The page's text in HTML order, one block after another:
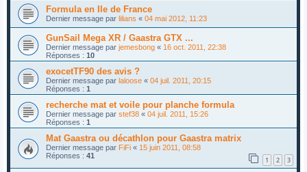
Formula en Ile de France
Dernier message par lilians « 04 mai 2012, 11:23
GunSail Mega XR / Gaastra GTX ...
Dernier message par jemesbong « 16 oct. 2011, 22:38
Réponses : 10
exocetTF90 des avis ?
Dernier message par laloose « 04 juil. 2011, 20:15
Réponses : 1
recherche mat et voile pour planche formula
Dernier message par stef38 « 04 juil. 2011, 15:26
Réponses : 1
Mat Gaastra ou décathlon pour Gaastra matrix
Dernier message par FiFi « 15 juin 2011, 08:58
Réponses : 41 1 2 3